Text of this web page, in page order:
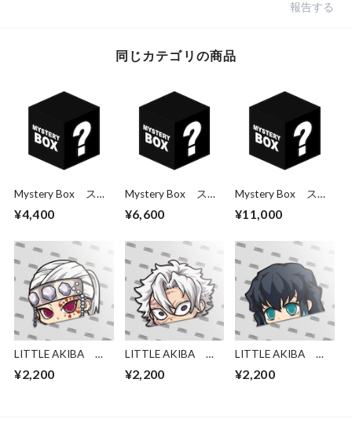
報告する
同じカテゴリの商品
Mystery Box ステ
¥4,400
Mystery Box ステ
¥6,600
Mystery Box ステ
¥11,000
LITTLE AKIBA
¥2,200
LITTLE AKIBA
¥2,200
LITTLE AKIBA
¥2,200